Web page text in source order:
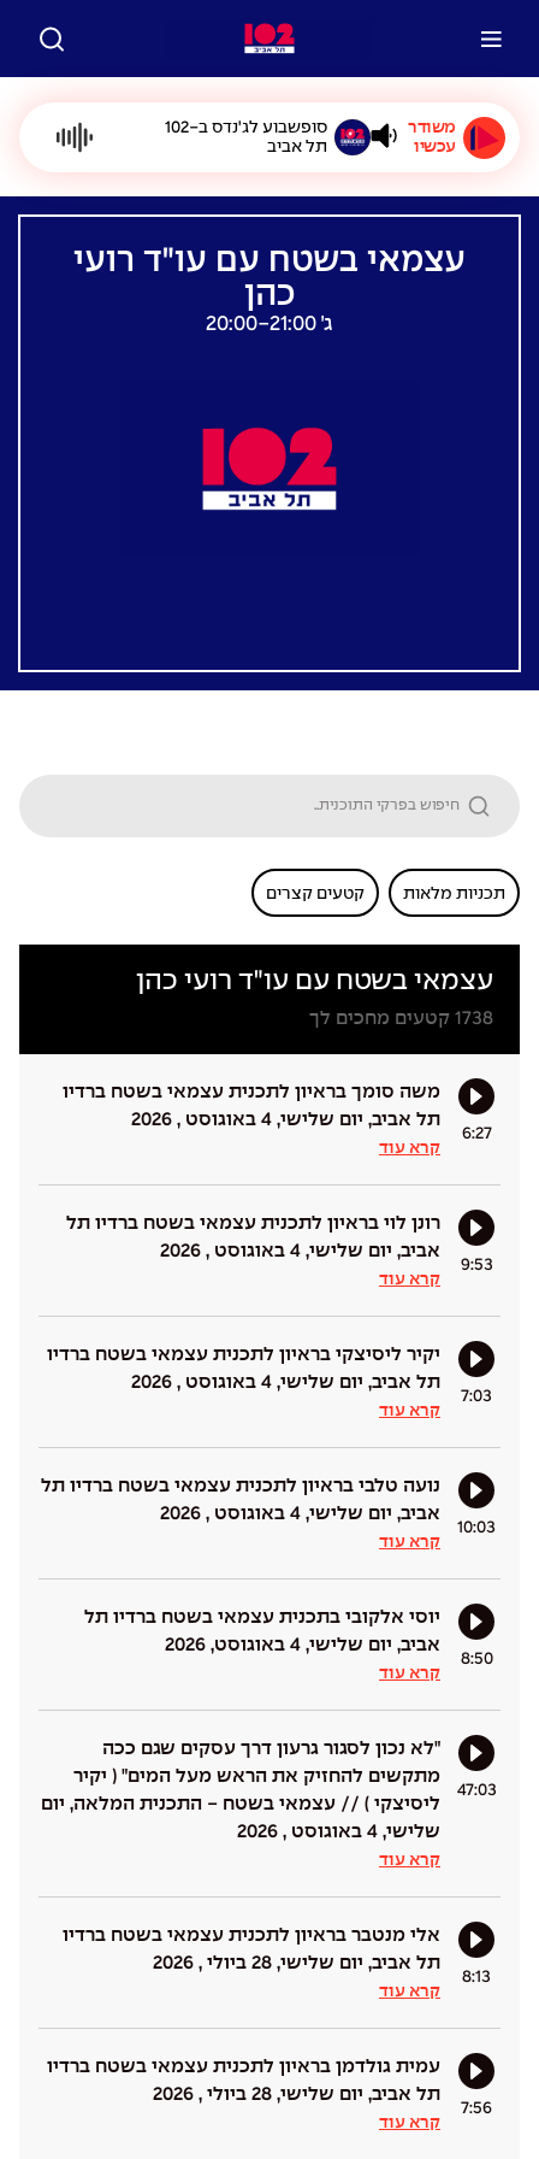
משודר
עכשיו
סופשבוע לג'נדס ב-102
תל אביב
עצמאי בשטח עם עו"ד רועי
כהן
ג׳ 20:00-21:00
תכניות מלאות קטעים קצרים
עצמאי בשטח עם עו"ד רועי כהן
1738 קטעים מחכים לך
6:27
משה סומך בראיון לתכנית עצמאי בשטח ברדיו
תל אביב, יום שלישי, 4 באוגוסט , 2026
קרא עוד
9:53
רונן לוי בראיון לתכנית עצמאי בשטח ברדיו תל
אביב, יום שלישי, 4 באוגוסט , 2026
קרא עוד
7:03
יקיר ליסיצקי בראיון לתכנית עצמאי בשטח ברדיו
תל אביב, יום שלישי, 4 באוגוסט , 2026
קרא עוד
10:03
נועה טלבי בראיון לתכנית עצמאי בשטח ברדיו תל
אביב, יום שלישי, 4 באוגוסט , 2026
קרא עוד
8:50
יוסי אלקובי בתכנית עצמאי בשטח ברדיו תל
אביב, יום שלישי, 4 באוגוסט, 2026
קרא עוד
47:03
"לא נכון לסגור גרעון דרך עסקים שגם ככה
מתקשים להחזיק את הראש מעל המים" ( יקיר
ליסיצקי ) // עצמאי בשטח - התכנית המלאה, יום
שלישי, 4 באוגוסט , 2026
קרא עוד
8:13
אלי מנטבר בראיון לתכנית עצמאי בשטח ברדיו
תל אביב, יום שלישי, 28 ביולי , 2026
קרא עוד
7:56
עמית גולדמן בראיון לתכנית עצמאי בשטח ברדיו
תל אביב, יום שלישי, 28 ביולי , 2026
קרא עוד